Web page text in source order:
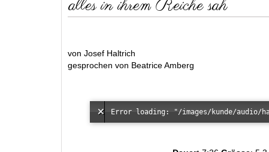
alles in ihrem Reiche sah
von Josef Haltrich
gesprochen von Beatrice Amberg